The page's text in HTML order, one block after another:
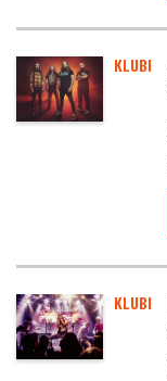
KLUBI
KLUBI